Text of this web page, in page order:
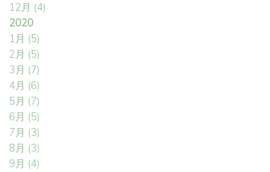
12月 (4)
2020
1月 (5)
2月 (5)
3月 (7)
4月 (6)
5月 (7)
6月 (5)
7月 (3)
8月 (3)
9月 (4)